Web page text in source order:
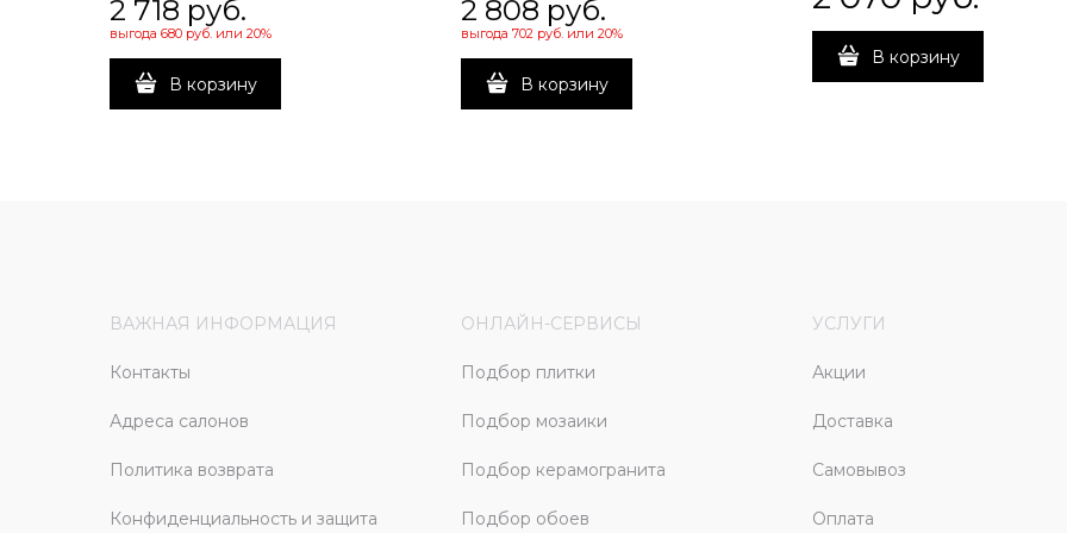
2 718 руб.
выгода 680 руб. или 20%
В корзину
2 808 руб.
выгода 702 руб. или 20%
В корзину
В корзину
ВАЖНАЯ ИНФОРМАЦИЯ
Контакты
Адреса салонов
Политика возврата
Конфиденциальность и защита
ОНЛАЙН-СЕРВИСЫ
Подбор плитки
Подбор мозаики
Подбор керамогранита
Подбор обоев
УСЛУГИ
Акции
Доставка
Самовывоз
Оплата